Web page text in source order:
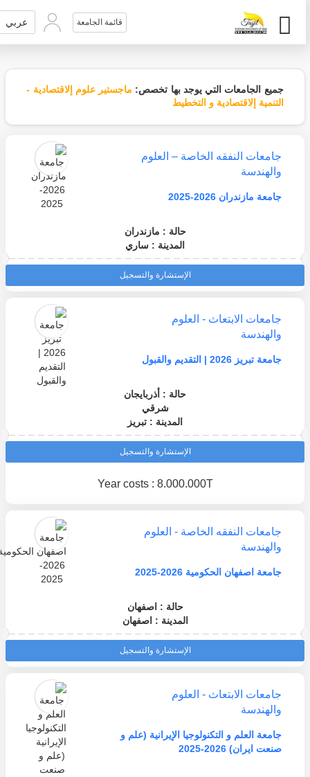
قائمة الجامعة عربي
جميع الجامعات التي يوجد بها تخصص:ماجستير علوم إلاقتصادية -
التنمية إلاقتصادية و التخطيط
جامعات النفقه الخاصة – العلوم
والهندسة
جامعة مازندران 2026-2025
حالة : مازندران
المدينة : ساري
الإستشارة والتسجيل
جامعات الابتعاث - العلوم
والهندسة
جامعة تبريز 2026 | التقديم والقبول
حالة : أذربايجان
شرقي
المدينة : تبريز
الإستشارة والتسجيل
Year costs : 8.000.000T
جامعات النفقه الخاصة - العلوم
والهندسة
جامعة اصفهان الحكومية 2026-2025
حالة : اصفهان
المدينة : اصفهان
الإستشارة والتسجيل
جامعات الابتعاث - العلوم
والهندسة
جامعة العلم و التكنولوجيا الإيرانية (علم و
صنعت ايران) 2026-2025